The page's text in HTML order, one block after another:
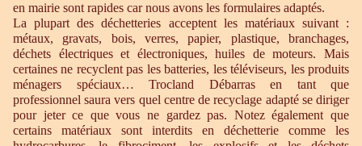
en mairie sont rapides car nous avons les formulaires adaptés.
La plupart des déchetteries acceptent les matériaux suivant :
métaux, gravats, bois, verres, papier, plastique, branchages,
déchets électriques et électroniques, huiles de moteurs. Mais
certaines ne recyclent pas les batteries, les téléviseurs, les produits
ménagers spéciaux… Trocland Débarras en tant que
professionnel saura vers quel centre de recyclage adapté se diriger
pour jeter ce que vous ne gardez pas. Notez également que
certains matériaux sont interdits en déchetterie comme les